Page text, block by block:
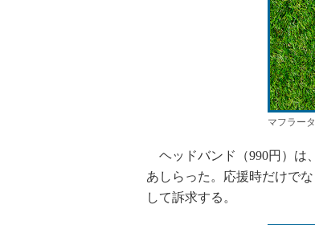
マフラー
ヘッドバンド（990円）は
あしらった。応援時だけで
して訴求する。